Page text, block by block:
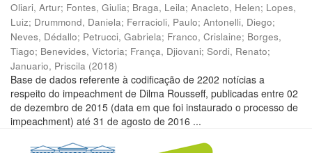
Oliari, Artur; Fontes, Giulia; Braga, Leila; Anacleto, Helen; Lopes,
Luiz; Drummond, Daniela; Ferracioli, Paulo; Antonelli, Diego;
Neves, Dédallo; Petrucci, Gabriela; Franco, Crislaine; Borges,
Tiago; Benevides, Victoria; França, Djiovani; Sordi, Renato;
Januario, Priscila (2018)
Base de dados referente à codificação de 2202 notícias a
respeito do impeachment de Dilma Rousseff, publicadas entre 02
de dezembro de 2015 (data em que foi instaurado o processo de
impeachment) até 31 de agosto de 2016 ...